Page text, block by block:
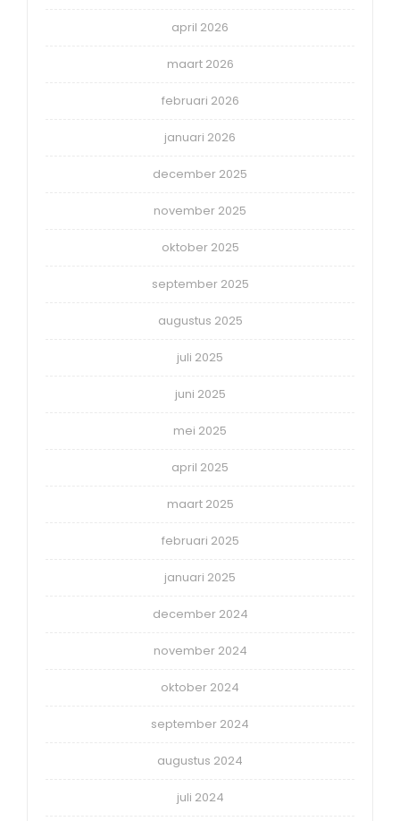
april 2026
maart 2026
februari 2026
januari 2026
december 2025
november 2025
oktober 2025
september 2025
augustus 2025
juli 2025
juni 2025
mei 2025
april 2025
maart 2025
februari 2025
januari 2025
december 2024
november 2024
oktober 2024
september 2024
augustus 2024
juli 2024